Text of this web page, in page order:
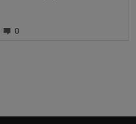
0